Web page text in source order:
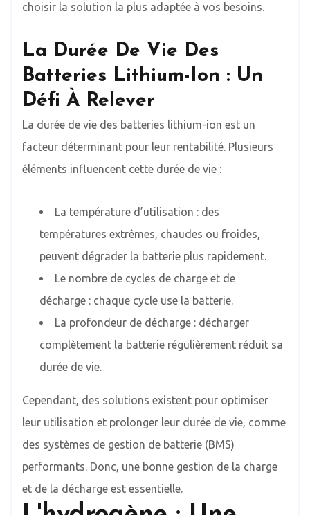
choisir la solution la plus adaptée à vos besoins.
La Durée De Vie Des
Batteries Lithium-Ion : Un
Défi À Relever
La durée de vie des batteries lithium-ion est un
facteur déterminant pour leur rentabilité. Plusieurs
éléments influencent cette durée de vie :
La température d’utilisation : des
températures extrêmes, chaudes ou froides,
peuvent dégrader la batterie plus rapidement.
Le nombre de cycles de charge et de
décharge : chaque cycle use la batterie.
La profondeur de décharge : décharger
complètement la batterie régulièrement réduit sa
durée de vie.
Cependant, des solutions existent pour optimiser
leur utilisation et prolonger leur durée de vie, comme
des systèmes de gestion de batterie (BMS)
performants. Donc, une bonne gestion de la charge
et de la décharge est essentielle.